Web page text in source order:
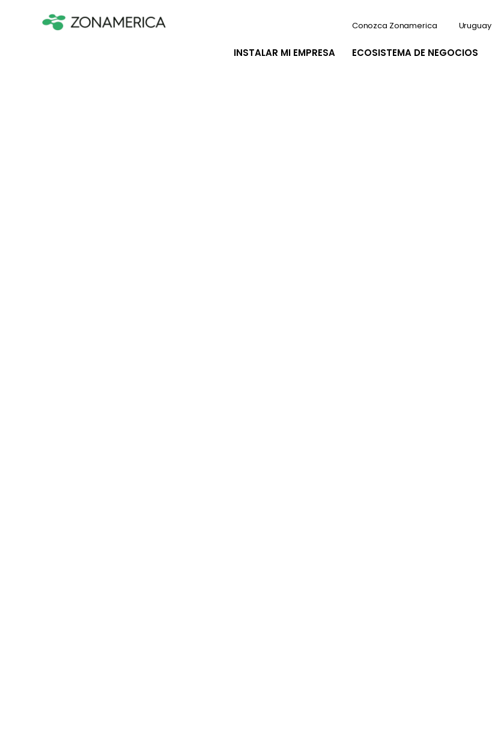
INSTALAR MI EMPRESA ECOSISTEMA DE NEGOCIOS
Conozca Zonamerica Uruguay